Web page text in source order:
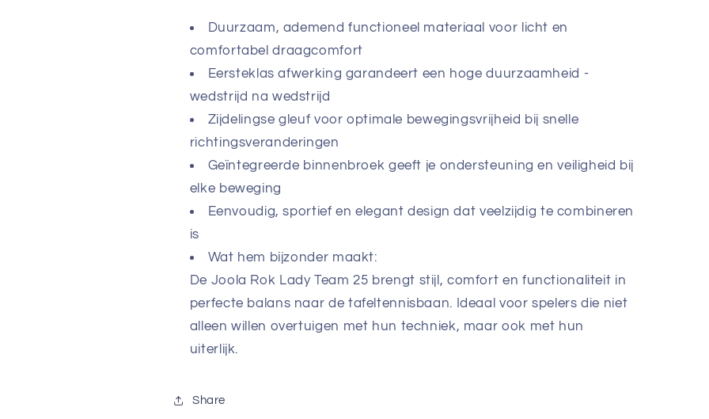
Duurzaam, ademend functioneel materiaal voor licht en
comfortabel draagcomfort
Eersteklas afwerking garandeert een hoge duurzaamheid -
wedstrijd na wedstrijd
Zijdelingse gleuf voor optimale bewegingsvrijheid bij snelle
richtingsveranderingen
Geïntegreerde binnenbroek geeft je ondersteuning en veiligheid bij
elke beweging
Eenvoudig, sportief en elegant design dat veelzijdig te combineren
is
Wat hem bijzonder maakt:
De Joola Rok Lady Team 25 brengt stijl, comfort en functionaliteit in
perfecte balans naar de tafeltennisbaan. Ideaal voor spelers die niet
alleen willen overtuigen met hun techniek, maar ook met hun
uiterlijk.
Share